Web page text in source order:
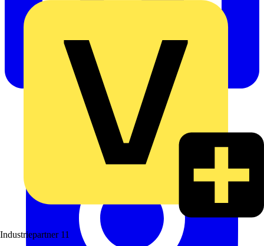
Industriepartner 11